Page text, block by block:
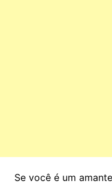
Se você é um